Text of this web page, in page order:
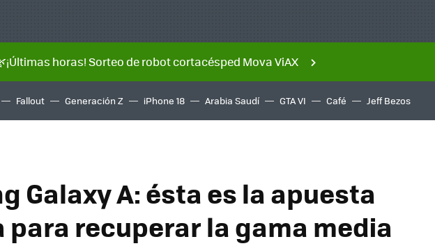
horas! Sorteo de robot cortacésped Mova ViAX
Fallout Generación Z iPhone 18 Arabia Saudí GTA VI Café Jeff Bezos
Galaxy A: ésta es la apuesta
para recuperar la gama media